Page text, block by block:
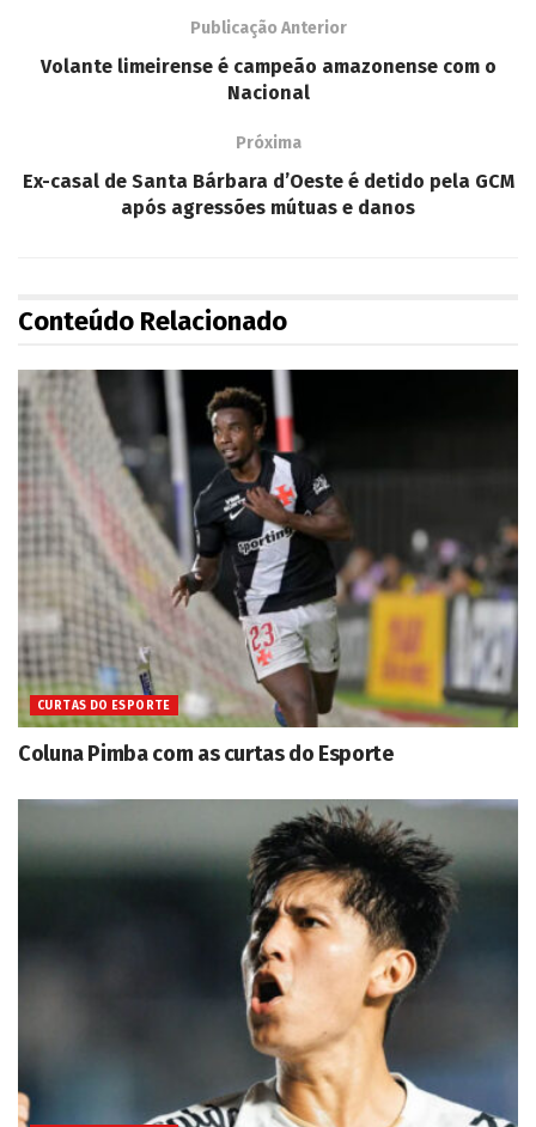
Publicação Anterior
Volante limeirense é campeão amazonense com o
Nacional
Próxima
Ex-casal de Santa Bárbara d’Oeste é detido pela GCM
após agressões mútuas e danos
Conteúdo Relacionado
CURTAS DO ESPORTE
Coluna Pimba com as curtas do Esporte